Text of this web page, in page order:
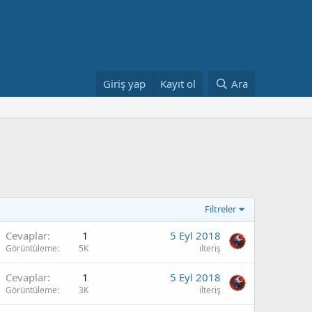
Giriş yap Kayıt ol Ara
Filtreler
Cevaplar 1
Görüntüleme 5K
5 Eyl 2018
ilteriş
Cevaplar 1
Görüntüleme 3K
5 Eyl 2018
ilteriş